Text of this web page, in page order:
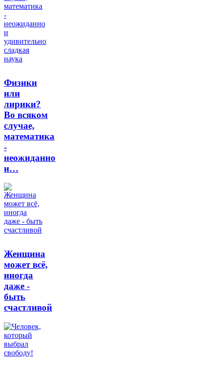
Физики
или
лирики?
Во всяком
случае,
математика
-
неожиданно
и…
Женщина
может всё,
иногда
даже -
быть
счастливой